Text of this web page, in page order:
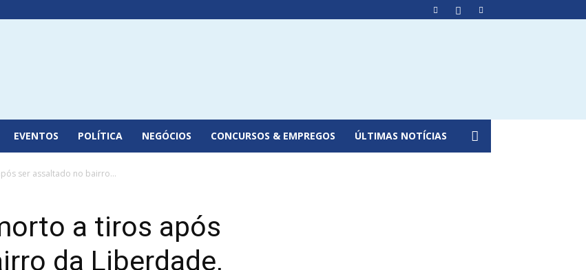
EVENTOS POLÍTICA NEGÓCIOS CONCURSOS & EMPREGOS ÚLTIMAS NOTÍCIAS
ser assaltado no bairro...
a tiros após
da Liberdade,